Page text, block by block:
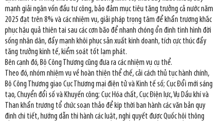
mạnh giải ngân vốn đầu tư công, bảo đảm mục tiêu tăng trưởng cả nước năm
2025 đạt trên 8% và các nhiệm vụ, giải pháp trọng tâm để khẩn trương khắc
phục hậu quả thiên tai sau các cơn bão để nhanh chóng ổn định tình hình đời
sống nhân dân, đẩy mạnh khôi phục sản xuất kinh doanh, tích cực thúc đẩy
tăng trưởng kinh tế, kiểm soát tốt lạm phát.
Bên cạnh đó, Bộ Công Thương cũng đưa ra các nhiệm vụ cụ thể.
Theo đó, nhóm nhiệm vụ về hoàn thiện thể chế, cải cách thủ tục hành chính,
Bộ Công Thương giao Cục Thương mại điện tử và Kinh tế số; Cục Đổi mới sáng
tạo, Chuyển đổi số và Khuyến công; Cục Hóa chất, Cục Điện lực, Vụ Dầu khí và
Than khẩn trương tổ chức soạn thảo để kịp thời ban hành các văn bản quy
định chi tiết, hướng dẫn thi hành các luật, nghị quyết được Quốc hội thông